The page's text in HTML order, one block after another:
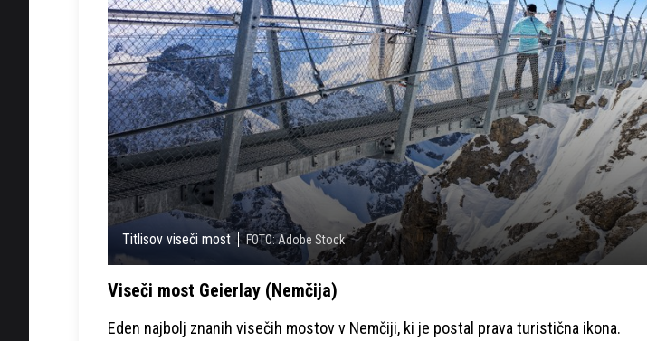
Titlisov viseči most FOTO: Adobe Stock
Viseči most Geierlay (Nemčija)
Eden najbolj znanih visečih mostov v Nemčiji, ki je postal prava turistična ikona.